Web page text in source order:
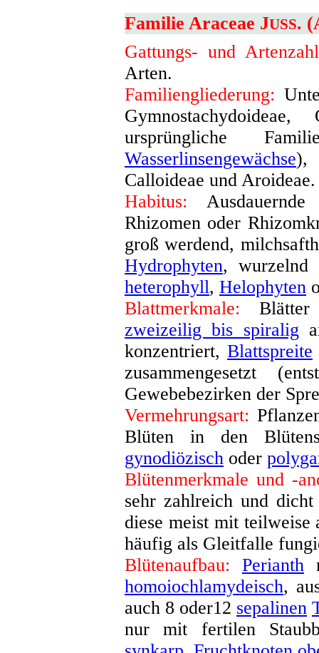
Familie Araceae JUSS.
Gattungs- und
Arten.
Familiengliederung:
ursprüngliche
Wasserlinsengewächse),
Calloideae und Aroideae.
Habitus:
Rhizomen oder
groß werdend,
Hydrophyten, wurzelnd
heterophyll, Helophyten
Blattmerkmale:
zweizeilig bis spiralig
konzentriert, Blattspreite
zusammengesetzt
Gewebebezirken der
Vermehrungsart:
Blüten in den
gynodiözisch oder
Blütenmerkmale und -
sehr zahlreich und
diese meist mit
häufig als Gleitfalle
Blütenaufbau:
Perianth
homoiochlamydeisch,
auch 8 oder12 sepalinen
nur mit fertilen